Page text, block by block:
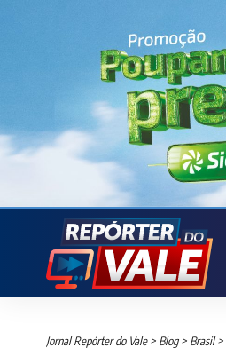
Jornal Repórter do Vale> Blog> Brasil>